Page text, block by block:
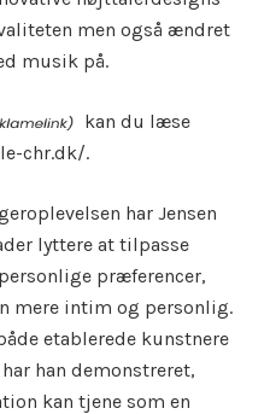
men også ændret
musik på.
kan du læse
chr.dk/.
har Jensen
lyttere at tilpasse
præferencer,
mere intim og personlig.
etablerede kunstnere
han demonstreret,
kan tjene som en